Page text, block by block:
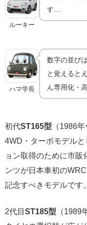
ルーキー
す…
ハマ学長
数字の並び
と覚えると
ん専用化・
初代ST165型 （1986
4WD・ターボモデル
ョン取得のために市販
ンツが日本車初の
記念すべきモデルです。
2代目ST185型 （1989